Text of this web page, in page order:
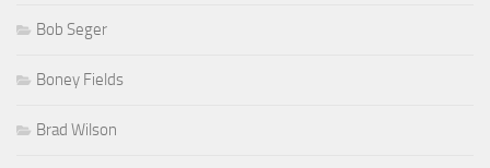
Bob Seger
Boney Fields
Brad Wilson